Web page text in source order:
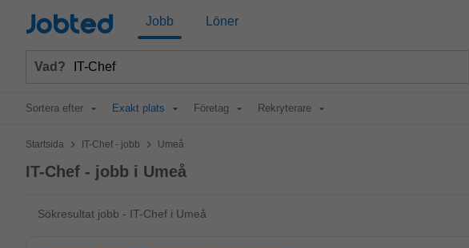
Jobted Jobb Löner
Vad?
Sortera efter Exakt plats Företag Rekryterare
Startsida > IT-Chef - jobb > Umeå
IT-Chef - jobb i Umeå
Sökresultat jobb - IT-Chef i Umeå